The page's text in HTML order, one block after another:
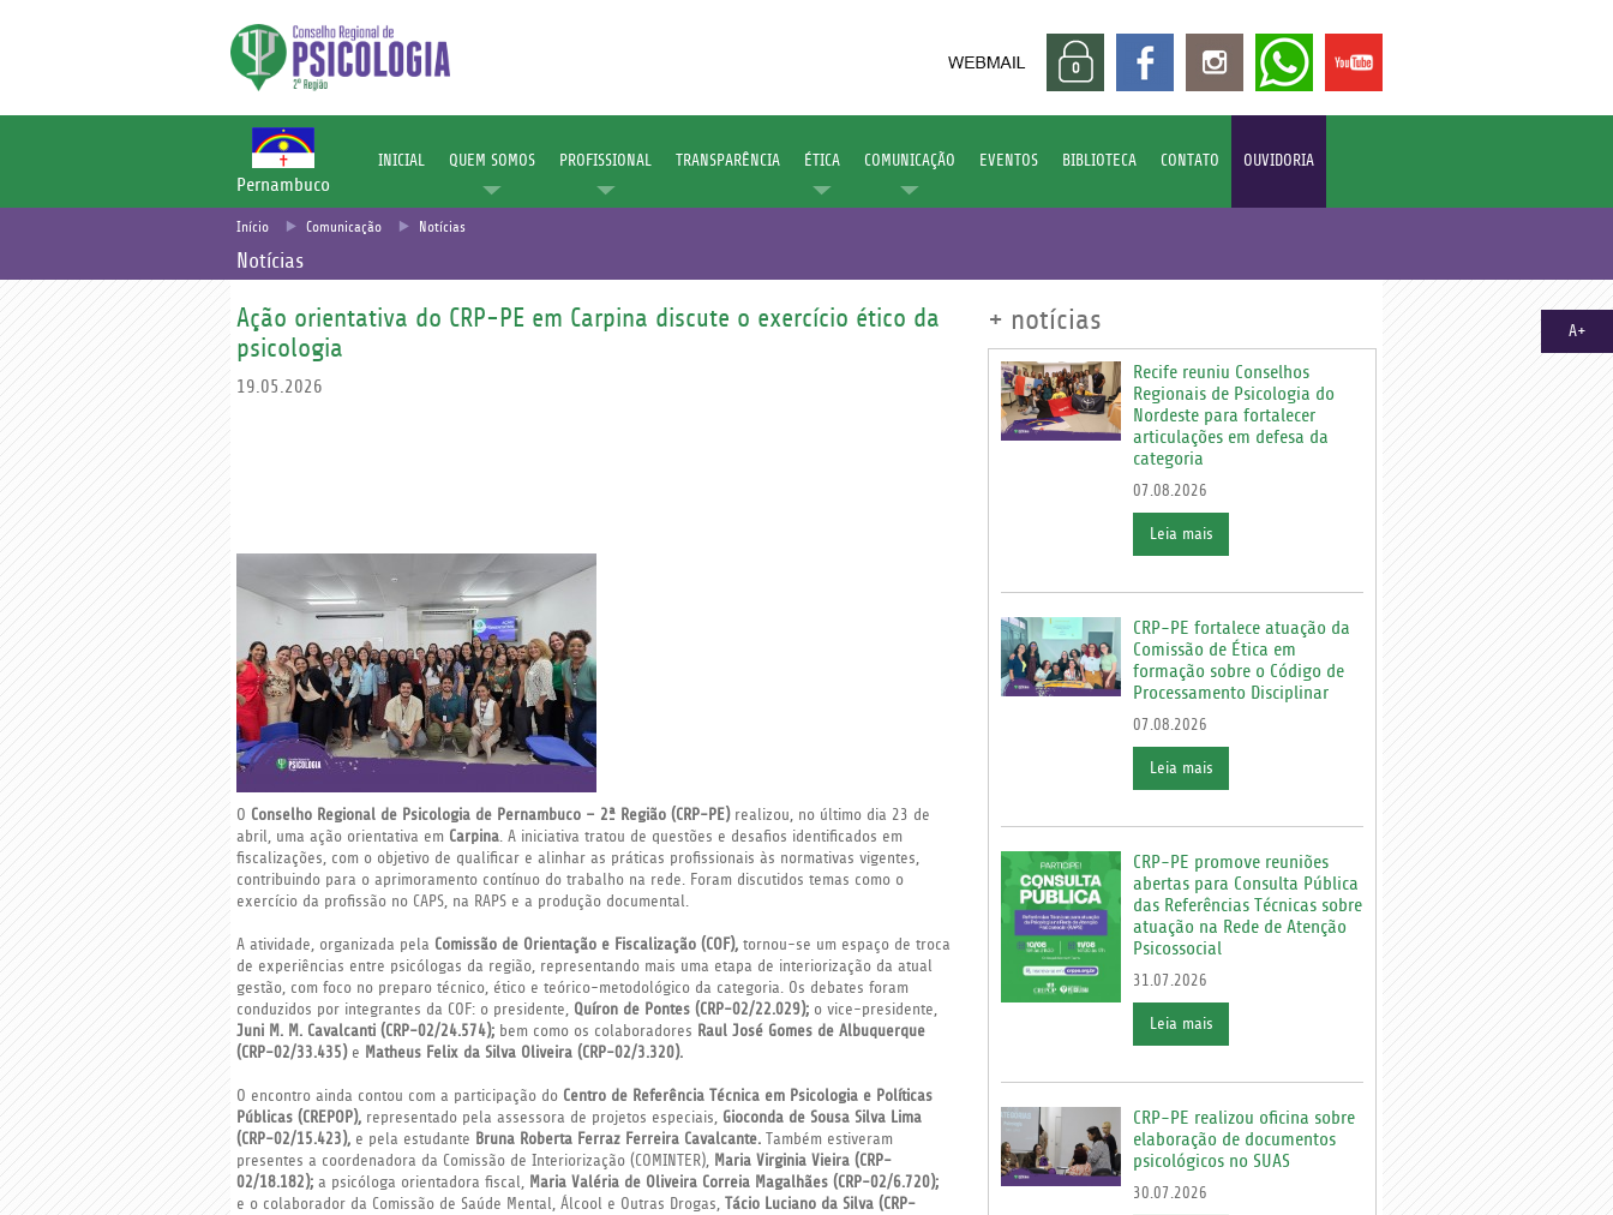
A+
Pernambuco
INICIAL QUEM SOMOS PROFISSIONAL TRANSPARÊNCIA ÉTICA COMUNICAÇÃO EVENTOS BIBLIOTECA CONTATO OUVIDORIA
Início Comunicação Notícias
Notícias
Ação orientativa do CRP-PE em Carpina discute o exercício ético da
psicologia
19.05.2026
O Conselho Regional de Psicologia de Pernambuco – 2ª Região (CRP-PE)realizou, no último dia 23 de
abril, uma ação orientativa em Carpina. A iniciativa tratou de questões e desafios identificados em
fiscalizações, com o objetivo de qualificar e alinhar as práticas profissionais às normativas vigentes,
contribuindo para o aprimoramento contínuo do trabalho na rede. Foram discutidos temas como o
exercício da profissão no CAPS, na RAPS e a produção documental.
A atividade, organizada pela Comissão de Orientação e Fiscalização (COF), tornou-se um espaço de troca
de experiências entre psicólogas da região, representando mais uma etapa de interiorização da atual
gestão, com foco no preparo técnico, ético e teórico-metodológico da categoria. Os debates foram
conduzidos por integrantes da COF: o presidente, Quíron de Pontes (CRP-02/22.029); o vice-presidente,
Juni M. M. Cavalcanti (CRP-02/24.574); bem como os colaboradores Raul José Gomes de Albuquerque
(CRP-02/33.435)e Matheus Felix da Silva Oliveira (CRP-02/3.320).
O encontro ainda contou com a participação do Centro de Referência Técnica em Psicologia e Políticas
Públicas (CREPOP), representado pela assessora de projetos especiais, Gioconda de Sousa Silva Lima
(CRP-02/15.423), e pela estudante Bruna Roberta Ferraz Ferreira Cavalcante. Também estiveram
presentes a coordenadora da Comissão de Interiorização (COMINTER), Maria Virginia Vieira (CRP-
02/18.182); a psicóloga orientadora fiscal, Maria Valéria de Oliveira Correia Magalhães (CRP-02/6.720);
e o colaborador da Comissão de Saúde Mental, Álcool e Outras Drogas, Tácio Luciano da Silva (CRP-
+ notícias
Recife reuniu Conselhos
Regionais de Psicologia do
Nordeste para fortalecer
articulações em defesa da
categoria
07.08.2026
Leia mais
CRP-PE fortalece atuação da
Comissão de Ética em
formação sobre o Código de
Processamento Disciplinar
07.08.2026
Leia mais
CRP-PE promove reuniões
abertas para Consulta Pública
das Referências Técnicas sobre
atuação na Rede de Atenção
Psicossocial
31.07.2026
Leia mais
CRP-PE realizou oficina sobre
elaboração de documentos
psicológicos no SUAS
30.07.2026